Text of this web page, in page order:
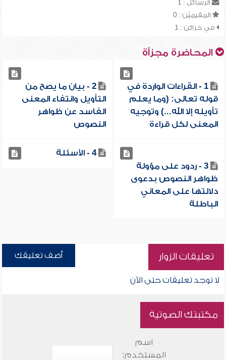
الرسائل : 1
المقيميّن : 0
في خزائن : 1
المحاضرة مجزأة
1 - القراءات الواردة في
قوله تعالى: (وما يعلم
تأويله إلا الله...) وتوجيه
المعنى لكل قراءة
2 - بيان ما يصح من
التأويل وانتفاء المعنى
الفاسد عن ظواهر
النصوص
3 - ردود على مؤولة
ظواهر النصوص بدعوى
دلالتها على المعاني
الباطلة
4 - الأسئلة
تعليقات الزوار أضف تعليقك
لا توجد تعليقات حتى الآن
مكتبتك الصوتية
اسم
المستخدم: